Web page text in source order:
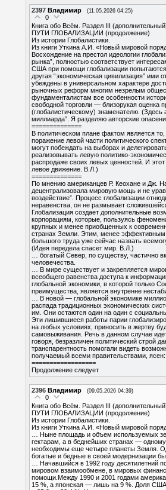
2397 Владимир (11.05.2026 04:25)
0
Книга обо Всём. Раздел III
ПУТИ ГЛОБАЛИЗАЦИИ (продолжение)
Из истории Глобалистики.
Из книги Уткина А.И. «Новый мировой
Восхождение на престол идеологии
рынка”, полностью соответствует
США при помощи глобализации
другая “экономическая цивилизация” ими
убеждены в универсальном характере
рыночных реформ многим незрелым
фундаменталистам все особенности
свободной торговли — близорукая оценка
(глобалистическому) знаменателю. (Здесь
миллиарда”. Я разделяю авторские
==============
В политическом плане фактом является
поражение левой части политического
могут побеждать на выборах и
реализовывать левую политико-
распродаже своих левых ценностей. И
левое движение. В.Л.)
==============
По мнению американцев Р. Кеохане и Дж.
децентрализовала мировую мощь и не
воздействие”. Процесс глобализации
неравенства, он не размывает
Глобализация создает дополнительные
корпорациям, которые, пользуясь
крупных и менее приобщенных к
странах Земли. Этим, менее эффективным
большого труда уже сейчас назвать
(Идея передела спасет мир. В.Л.)
… богатый Север, по существу, частично
человечества.
… В мире существует и закрепляется
всеобщего равенства доступа к
глобальной экономики, в которой только
преимущества, является внутренне
… В новой — глобальной экономике
распада традиционных экономических
им. Они остаются один на один с
Эти лишившиеся работы парии
на любых условиях, приносить в жертву
самовыживания. Речь в данном случае
говоря, безразличен политический строй
транспарентность помогали видеть
получаемый всеми правительствами,
==================
Продолжение следует
2396 Владимир (09.05.2026 04:39)
0
Книга обо Всём. Раздел III
ПУТИ ГЛОБАЛИЗАЦИИ (продолжение)
Из истории Глобалистики.
Из книги Уткина А.И. «Новый мировой
… Ныне площадь и объем используемых
гектарам, а в беднейших странах —
необходимы еще четыре планеты Земля.
богатые и бедные в своей модернизации
… Начавшийся в 1992 году десятилетний
мировом взаимообмене, в мировых
помощи.Между 1990 и 2001 годами
15 %, а японская — лишь на 9 %. Доля